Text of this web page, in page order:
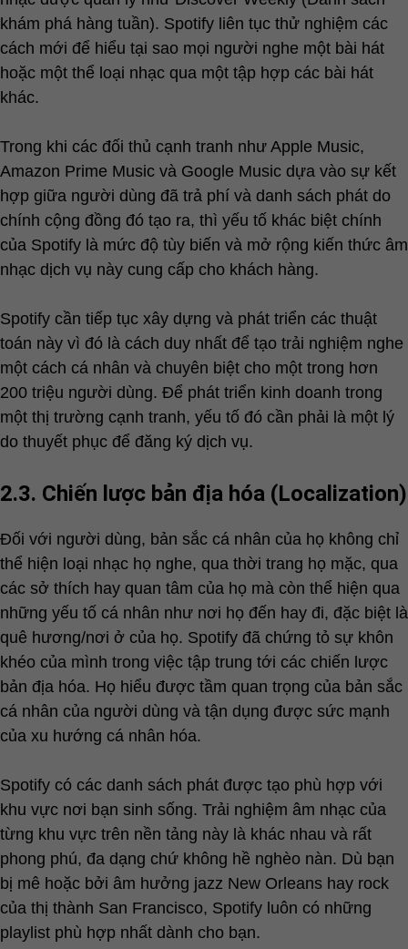
khám phá hàng tuần). Spotify liên tục thử nghiệm các
cách mới để hiểu tại sao mọi người nghe một bài hát
hoặc một thể loại nhạc qua một tập hợp các bài hát
khác.
Trong khi các đối thủ cạnh tranh như Apple Music,
Amazon Prime Music và Google Music dựa vào sự kết
hợp giữa người dùng đã trả phí và danh sách phát do
chính cộng đồng đó tạo ra, thì yếu tố khác biệt chính
của Spotify là mức độ tùy biến và mở rộng kiến ​​thức âm
nhạc dịch vụ này cung cấp cho khách hàng.
Spotify cần tiếp tục xây dựng và phát triển các thuật
toán này vì đó là cách duy nhất để tạo trải nghiệm nghe
một cách cá nhân và chuyên biệt cho một trong hơn
200 triệu người dùng. Để phát triển kinh doanh trong
một thị trường cạnh tranh, yếu tố đó cần phải là một lý
do thuyết phục để đăng ký dịch vụ.
2.3. Chiến lược bản địa hóa (Localization)
Đối với người dùng, bản sắc cá nhân của họ không chỉ
thể hiện loại nhạc họ nghe, qua thời trang họ mặc, qua
các sở thích hay quan tâm của họ mà còn thể hiện qua
những yếu tố cá nhân như nơi họ đến hay đi, đặc biệt là
quê hương/nơi ở của họ. Spotify đã chứng tỏ sự khôn
khéo của mình trong việc tập trung tới các chiến lược
bản địa hóa. Họ hiểu được tầm quan trọng của bản sắc
cá nhân của người dùng và tận dụng được sức mạnh
của xu hướng cá nhân hóa.
Spotify có các danh sách phát được tạo phù hợp với
khu vực nơi bạn sinh sống. Trải nghiệm âm nhạc của
từng khu vực trên nền tảng này là khác nhau và rất
phong phú, đa dạng chứ không hề nghèo nàn. Dù bạn
bị mê hoặc bởi âm hưởng jazz New Orleans hay rock
của thị thành San Francisco, Spotify luôn có những
playlist phù hợp nhất dành cho bạn.